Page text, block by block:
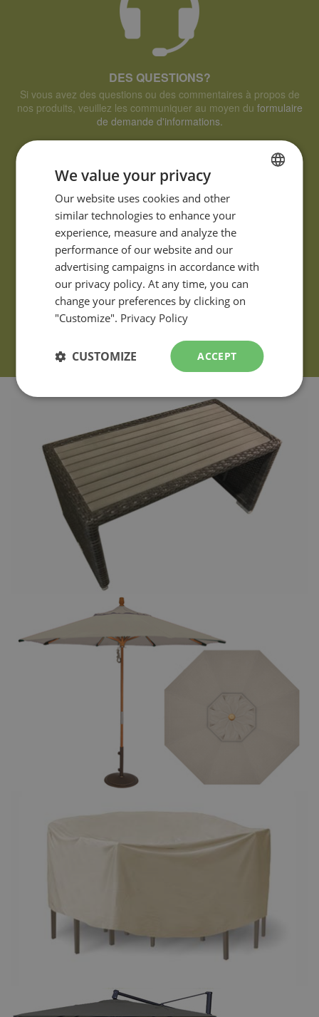
DES QUESTIONS?
Si vous avez des questions ou des commentaires à propos de
nos produits, veuillez les communiquer au moyen du formulaire
de demande d'informations.
FRENCH
ENGLISH
We value your privacy
Our website uses cookies and other
similar technologies to enhance your
experience, measure and analyze the
performance of our website and our
advertising campaigns in accordance with
our privacy policy. At any time, you can
change your preferences by clicking on
"Customize". Privacy Policy
ACCEPT
CUSTOMIZE